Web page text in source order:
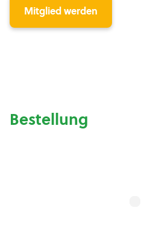
Mitglied werden
Bestellung